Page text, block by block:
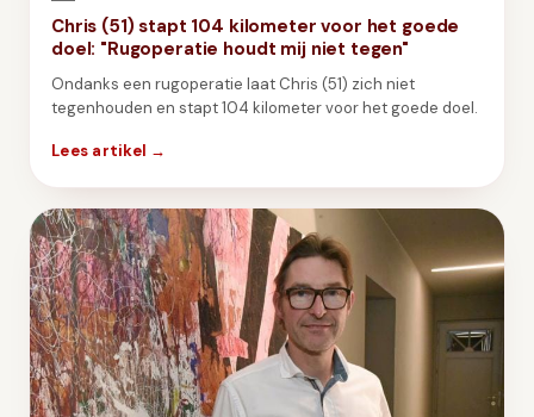
Chris (51) stapt 104 kilometer voor het goede
doel: "Rugoperatie houdt mij niet tegen"
Ondanks een rugoperatie laat Chris (51) zich niet
tegenhouden en stapt 104 kilometer voor het goede doel.
Lees artikel →